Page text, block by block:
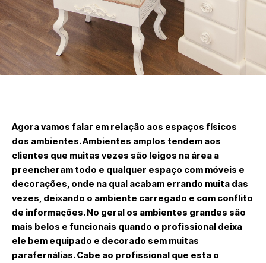
Agora vamos falar em relação aos espaços físicos
dos ambientes. Ambientes amplos tendem aos
clientes que muitas vezes são leigos na área a
preencheram todo e qualquer espaço com móveis e
decorações, onde na qual acabam errando muita das
vezes, deixando o ambiente carregado e com conflito
de informações. No geral os ambientes grandes são
mais belos e funcionais quando o profissional deixa
ele bem equipado e decorado sem muitas
parafernálias. Cabe ao profissional que esta o